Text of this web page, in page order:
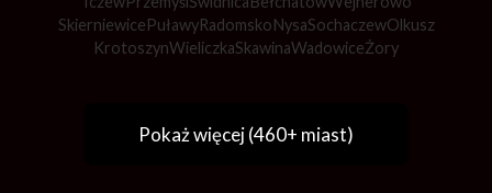
SkierniewicePuławyRadomskoNysaSochaczewOlkusz
KrotoszynWieliczkaSkawinaWadowiceŻory
Pokaż więcej (460+ miast)